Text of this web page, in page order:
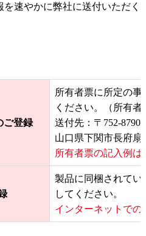
速やかに弊社に送付いただく
ご登録
所有者票に所定の
ください。
（所有
送付先：〒752-8790
山口県下関市長府
所有者票の記入例は
製品に同梱されてい
してください。
インターネットで